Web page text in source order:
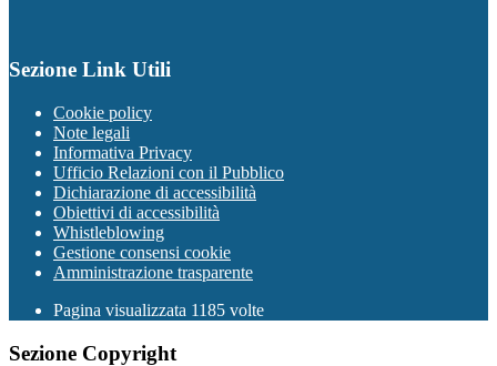
Sezione Link Utili
Cookie policy
Note legali
Informativa Privacy
Ufficio Relazioni con il Pubblico
Dichiarazione di accessibilità
Obiettivi di accessibilità
Whistleblowing
Gestione consensi cookie
Amministrazione trasparente
Pagina visualizzata 1185 volte
Sezione Copyright